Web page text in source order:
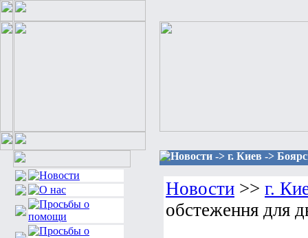
Новости -> г. Киев ->
Новости >> г.
обстеження для